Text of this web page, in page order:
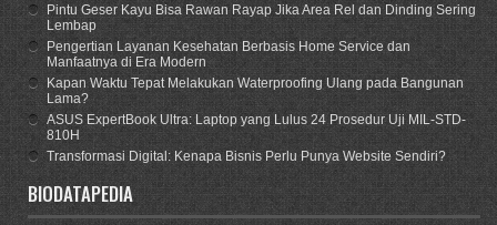
Pintu Geser Kayu Bisa Rawan Rayap Jika Area Rel dan Dinding Sering
Lembap
Pengertian Layanan Kesehatan Berbasis Home Service dan
Manfaatnya di Era Modern
Kapan Waktu Tepat Melakukan Waterproofing Ulang pada Bangunan
Lama?
ASUS ExpertBook Ultra: Laptop yang Lulus 24 Prosedur Uji MIL-STD-
810H
Transformasi Digital: Kenapa Bisnis Perlu Punya Website Sendiri?
BIODATAPEDIA